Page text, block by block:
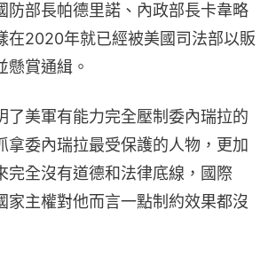
防部長帕德里諾、內政部長卡韋略
在2020年就已經被美國司法部以販
懸賞通緝。
了美軍有能力完全壓制委內瑞拉的
拿委內瑞拉最受保護的人物，更加
完全沒有道德和法律底線，國際
家主權對他而言一點制約效果都沒